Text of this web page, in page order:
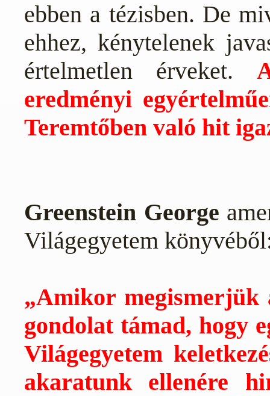
ebben a tézisben. De
ehhez, kénytelenek
értelmetlen érveket.
eredményi
Teremtőben való hit
Greenstein George
Világegyetem
„Amikor
gondolat támad, hogy
Világegyetem
akaratunk ellenére